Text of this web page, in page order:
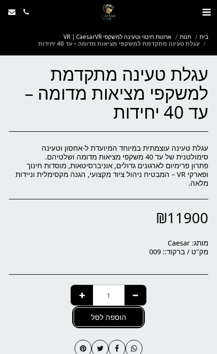
בית חנות
ארונות חיטוי וטעינה למשקפי VR | CaesarVR
עגלת טעינה מתקדמת למשקפי מציאות מדומה – עד 40 יחידות
עגלת טעינה מתקדמת
למשקפי מציאות מדומה –
עד 40 יחידות
עגלת טעינה עוצמתית במיוחד המיועדת ל-אחסון וטעינה
פתרון פרימיום לארגונים גדולים, אוניברסיטאות, מוסדות חינוך
ופארקי VR – המבטיח ניהול ציוד מקצועי, הגנה מקסימלית וניידות
מלאה.
₪11900
מותג: Caesar
מק"ט / ברקוד:: 009
הוספה לסל